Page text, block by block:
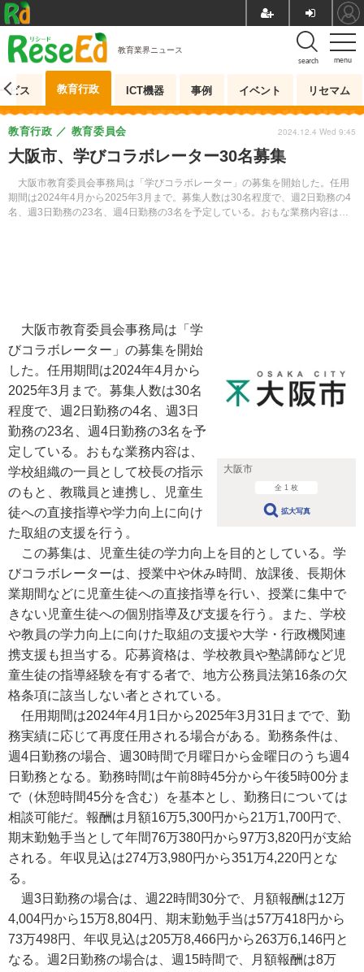
menu
search
教育業界ニュース
ビス 教育行政 ICT機器 事例 イベント リセマム
大阪市、学びコラボレーター30名募集
大阪市教育委員会事務局は「学びコラボレーター」の募集を開始した。任用
期間は2024年4月から2025年3月まで。募集人数は30名程度で、週2日勤務の4
名、週3日勤務の23名、週4日勤務の3名を予定している。おもな業務内容は、
教育行政 教育委員会 2024.12.4 Wed 9:45
大阪市
全 1 枚
拡大写真
大阪市教育委員会事務局は「学
びコラボレーター」の募集を開始
した。任用期間は2024年4月から
2025年3月まで。募集人数は30名
程度で、週2日勤務の4名、週3日
勤務の23名、週4日勤務の3名を予
定している。おもな業務内容は、
学校組織の一員として校長の指示
のもと、教職員と連携し、児童生
徒への直接指導や学力向上に向け
た取組の支援を行う。
この募集は、児童生徒の学力向上を目的としている。学
びコラボレーターは、授業中や休み時間、放課後、長期休
業期間などに児童生徒への直接指導を行い、授業に集中で
きない児童生徒への個別指導及び支援を行う。また、学校
や教員の学力向上に向けた取組の支援や大学・行政機関連
携支援も担当する。応募資格は、学校教員や塾講師など児
童生徒の指導経験を有する者で、地方公務員法第16条の欠
格条項に該当しない者とされている。
任用期間は2024年4月1日から2025年3月31日までで、勤
務実績に応じて再度任用される場合がある。勤務条件は、
週4日勤務の場合、週30時間で月曜日から金曜日のうち週4
日勤務となる。勤務時間は午前8時45分から午後5時00分ま
で（休憩時間45分を含む）を基本とし、勤務日については
相談可能だ。報酬は月額16万5,300円から21万1,700円で、
期末勤勉手当として年間76万380円から97万3,820円が支給
される。年収見込は274万3,980円から351万4,220円とな
る。
週3日勤務の場合は、週22時間30分で、月額報酬は12万
4,004円から15万8,804円、期末勤勉手当は57万418円から
73万498円、年収見込は205万8,466円から263万6,146円と
なる。週2日勤務の場合は、週15時間で、月額報酬は8万